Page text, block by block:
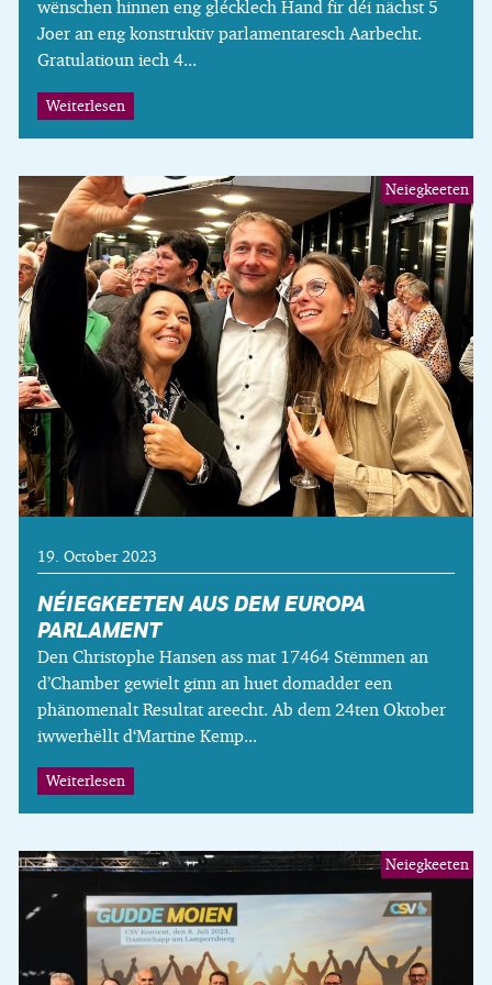
wënschen hinnen eng glécklech Hand fir déi nächst 5
Joer an eng konstruktiv parlamentaresch Aarbecht.
Gratulatioun iech 4...
Weiterlesen
NÉIEGKEETEN AUS DEM EUROPA
PARLAMENT
Den Christophe Hansen ass mat 17464 Stëmmen an
d’Chamber gewielt ginn an huet domadder een
phänomenalt Resultat areecht. Ab dem 24ten Oktober
iwwerhëllt d‘Martine Kemp...
Weiterlesen
19. October 2023
Neiegkeeten
Neiegkeeten